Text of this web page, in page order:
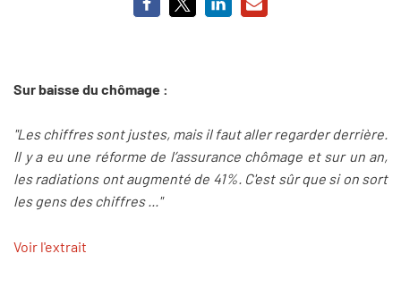
Sur baisse du chômage :
"Les chiffres sont justes, mais il faut aller regarder derrière.
Il y a eu une réforme de l’assurance chômage et sur un an,
les radiations ont augmenté de 41%. C'est sûr que si on sort
les gens des chiffres ..."
Voir l'extrait